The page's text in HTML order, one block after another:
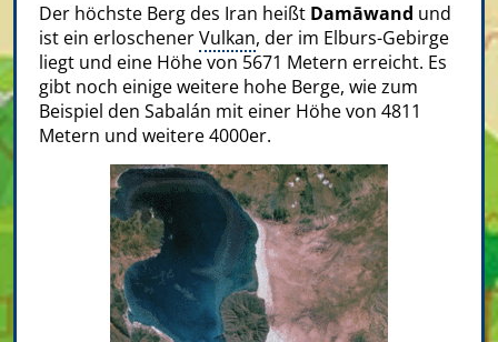
Der höchste Berg des Iran heißt Damāwand und
ist ein erloschenerVulkan, der im Elburs-Gebirge
liegt und eine Höhe von 5671 Metern erreicht. Es
gibt noch einige weitere hohe Berge, wie zum
Beispiel den Sabalán mit einer Höhe von 4811
Metern und weitere 4000er.